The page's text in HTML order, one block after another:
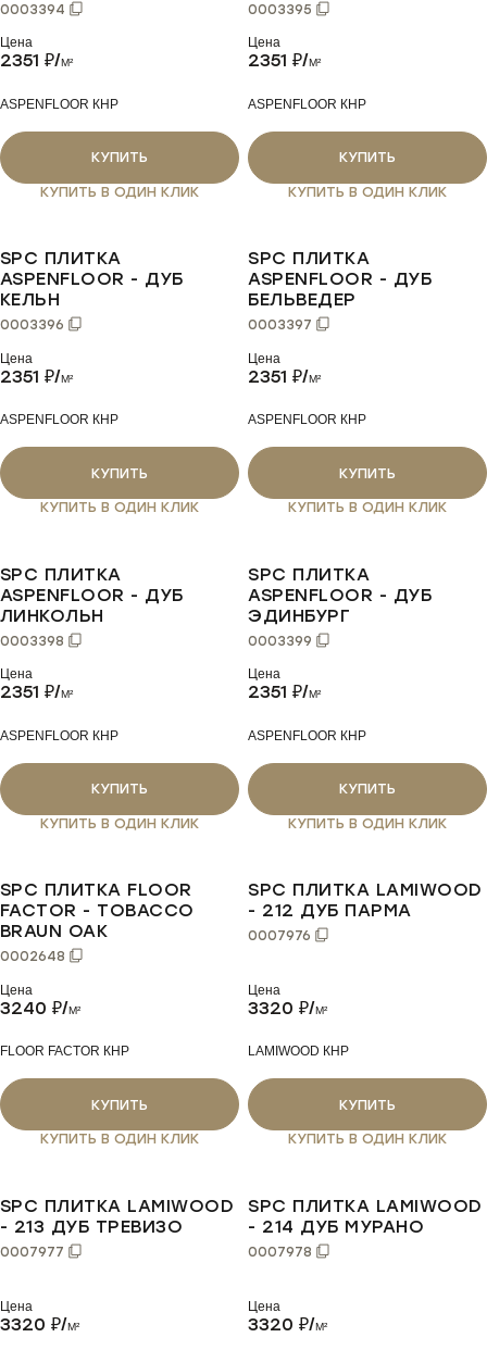
0003394
Цена
2351 ₽/M²
ASPENFLOOR КНР
КУПИТЬ
КУПИТЬ В ОДИН КЛИК
0003395
Цена
2351 ₽/M²
ASPENFLOOR КНР
КУПИТЬ
КУПИТЬ В ОДИН КЛИК
SPC ПЛИТКА
ASPENFLOOR - ДУБ
КЕЛЬН
0003396
Цена
2351 ₽/M²
ASPENFLOOR КНР
КУПИТЬ
КУПИТЬ В ОДИН КЛИК
SPC ПЛИТКА
ASPENFLOOR - ДУБ
БЕЛЬВЕДЕР
0003397
Цена
2351 ₽/M²
ASPENFLOOR КНР
КУПИТЬ
КУПИТЬ В ОДИН КЛИК
SPC ПЛИТКА
ASPENFLOOR - ДУБ
ЛИНКОЛЬН
0003398
Цена
2351 ₽/M²
ASPENFLOOR КНР
КУПИТЬ
КУПИТЬ В ОДИН КЛИК
SPC ПЛИТКА
ASPENFLOOR - ДУБ
ЭДИНБУРГ
0003399
Цена
2351 ₽/M²
ASPENFLOOR КНР
КУПИТЬ
КУПИТЬ В ОДИН КЛИК
SPC ПЛИТКА FLOOR
FACTOR - TOBACCO
BRAUN OAK
0002648
Цена
3240 ₽/M²
FLOOR FACTOR КНР
КУПИТЬ
КУПИТЬ В ОДИН КЛИК
SPC ПЛИТКА LAMIWOOD
- 212 ДУБ ПАРМА
0007976
Цена
3320 ₽/M²
LAMIWOOD КНР
КУПИТЬ
КУПИТЬ В ОДИН КЛИК
SPC ПЛИТКА LAMIWOOD
- 213 ДУБ ТРЕВИЗО
0007977
Цена
3320 ₽/M²
SPC ПЛИТКА LAMIWOOD
- 214 ДУБ МУРАНО
0007978
Цена
3320 ₽/M²